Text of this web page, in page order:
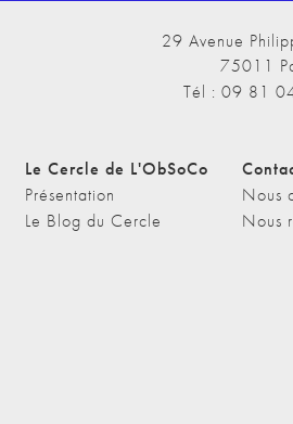
29 Avenue
75011
Tél : 09 81
Le Cercle de L'ObSoCo
Présentation
Le Blog du Cercle
Nous
Nous